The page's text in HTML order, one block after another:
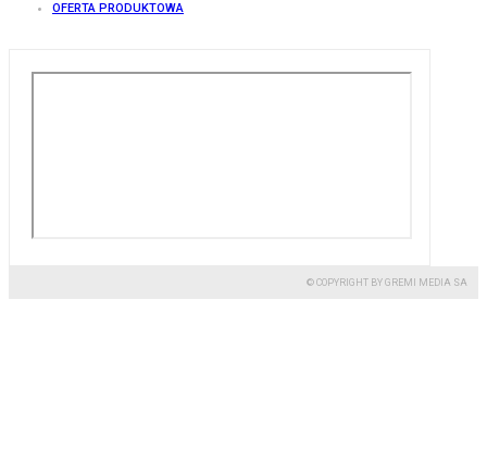
OFERTA PRODUKTOWA
© COPYRIGHT BY GREMI MEDIA SA